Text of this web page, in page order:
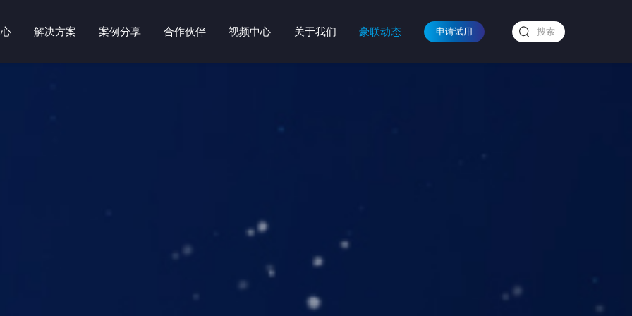
申请试用
解决方案 案例分享 合作伙伴 视频中心 关于我们 豪联动态